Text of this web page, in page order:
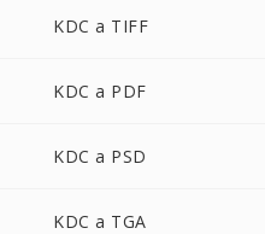
KDC a TIFF
KDC a PDF
KDC a PSD
KDC a TGA